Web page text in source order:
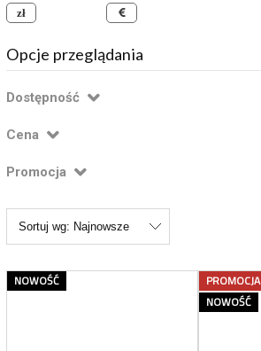
Opcje przeglądania
Dostępność
Cena
Promocja
Sortuj wg: Najnowsze
NOWOŚĆ
PROMOCJA
NOWOŚĆ